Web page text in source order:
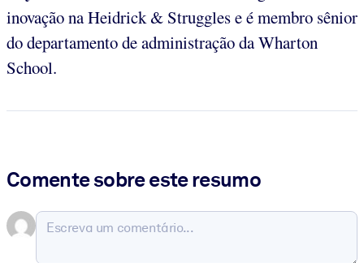
inovação na Heidrick & Struggles e é membro sênior
do departamento de administração da Wharton
School.
Comente sobre este resumo